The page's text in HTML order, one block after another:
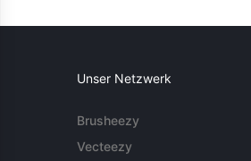
Unser Netzwerk
Brusheezy
Vecteezy